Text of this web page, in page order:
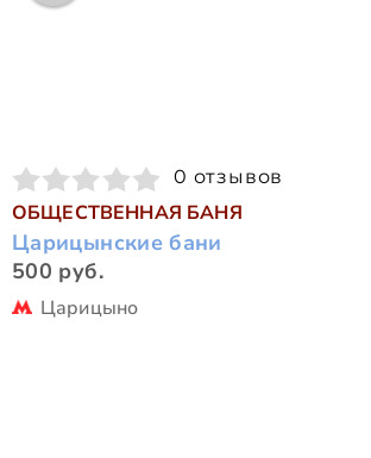
0 отзывов
ОБЩЕСТВЕННАЯ БАНЯ
Царицынские бани
500 руб.
Царицыно